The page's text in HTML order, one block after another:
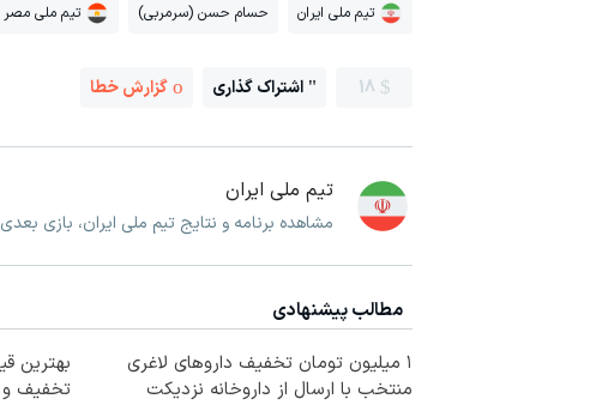
تیم ملی ایران حسام حسن (سرمربی) تیم ملی مصر
18 اشتراک گذاری گزارش خطا
تیم ملی ایران
مشاهده برنامه و نتایج تیم ملی ایران، بازی
مطالب پیشنهادی
۱ میلیون تومان تخفیف داروهای لاغری
منتخب با ارسال از داروخانه نزدیکت
تخفیف و